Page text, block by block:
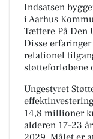
Indsatsen
i Aarhus
Tættere På Den
Disse
relationel
støtteforløbene
Ungestyret
14,8 millioner
alderen 17–23